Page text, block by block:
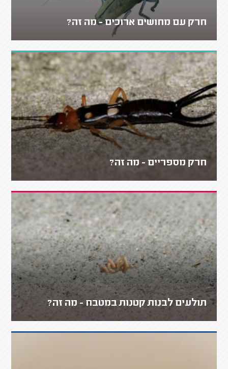
חרק עם מחושים ארוכים - מה זה?
חרק מספריים - מה זה?
תולעים לבנות קטנות במטבח - מה זה?